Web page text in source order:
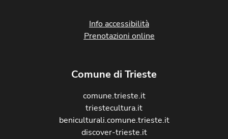
Info accessibilità
Prenotazioni online
Comune di Trieste
comune.trieste.it
triestecultura.it
beniculturali.comune.trieste.it
discover-trieste.it